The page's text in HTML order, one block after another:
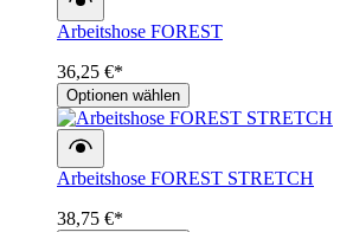
Arbeitshose FOREST
36,25 €*
Optionen wählen
Arbeitshose FOREST STRETCH
38,75 €*